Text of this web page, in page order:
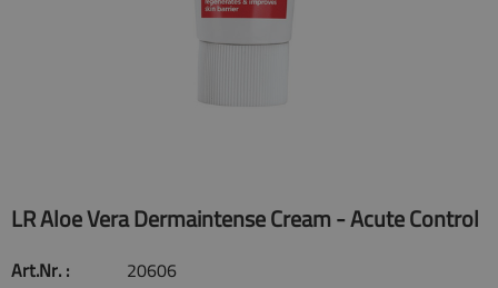
LR Aloe Vera Dermaintense Cream - Acute Control
Art.Nr. :
20606